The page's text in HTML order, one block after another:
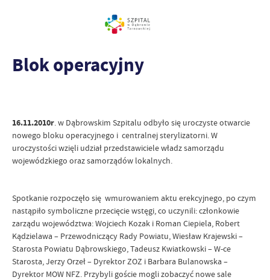
Blok operacyjny
16.11.2010r. w Dąbrowskim Szpitalu odbyło się uroczyste otwarcie
nowego bloku operacyjnego i centralnej sterylizatorni. W
uroczystości wzięli udział przedstawiciele władz samorządu
wojewódzkiego oraz samorządów lokalnych.
Spotkanie rozpoczęło się wmurowaniem aktu erekcyjnego, po czym
nastąpiło symboliczne przecięcie wstęgi, co uczynili: członkowie
zarządu województwa: Wojciech Kozak i Roman Ciepiela, Robert
Kądzielawa – Przewodniczący Rady Powiatu, Wiesław Krajewski –
Starosta Powiatu Dąbrowskiego, Tadeusz Kwiatkowski – W-ce
Starosta, Jerzy Orzeł – Dyrektor ZOZ i Barbara Bulanowska –
Dyrektor MOW NFZ. Przybyli goście mogli zobaczyć nowe sale